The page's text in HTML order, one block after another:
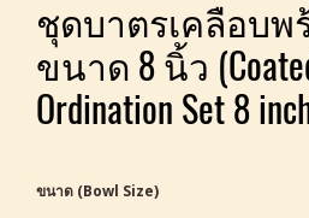
ชุดบาตรเคลือบพ
ขนาด 8 นิ้ว
Ordination Set 8
ขนาด (Bowl Size)